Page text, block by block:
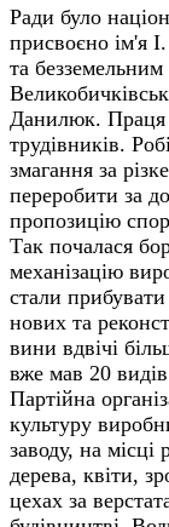
Ради було
присвоєно ім'я
та
Данилюк. Праця
трудівників.
змагання за
переробити за
про­позицію
Так почалася
механізацію
стали
нових та
вини вдвічі
вже мав 20
Партійна
культуру
заводу, на
дерева, квіти,
цехах за